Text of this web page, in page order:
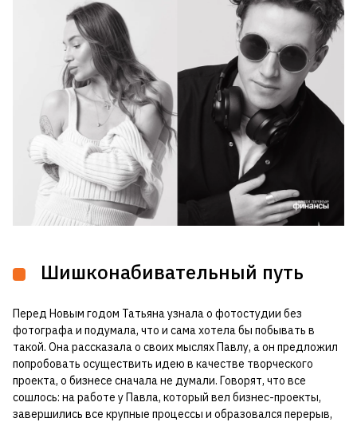
Шишконабивательный путь
Перед Новым годом Татьяна узнала о фотостудии без
фотографа и подумала, что и сама хотела бы побывать в
такой. Она рассказала о своих мыслях Павлу, а он предложил
попробовать осуществить идею в качестве творческого
проекта, о бизнесе сначала не думали. Говорят, что все
сошлось: на работе у Павла, который вел бизнес-проекты,
завершились все крупные процессы и образовался перерыв,